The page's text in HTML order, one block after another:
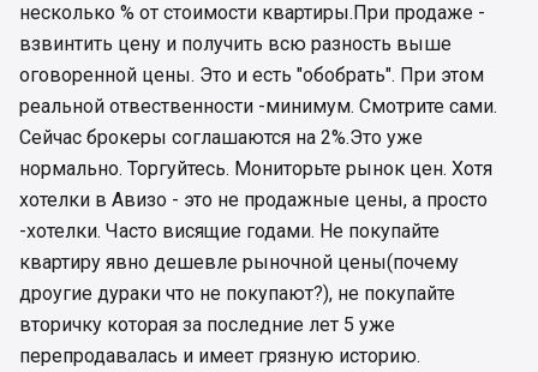
несколько % от стоимости квартиры.При продаже -
взвинтить цену и получить всю разность выше
оговоренной цены. Это и есть "обобрать". При этом
реальной отвественности -минимум. Смотрите сами.
Сейчас брокеры соглашаются на 2%.Это уже
нормально. Торгуйтесь. Мониторьте рынок цен. Хотя
хотелки в Авизо - это не продажные цены, а просто
-хотелки. Часто висящие годами. Не покупайте
квартиру явно дешевле рыночной цены(почему
дроугие дураки что не покупают?), не покупайте
вторичку которая за последние лет 5 уже
перепродавалась и имеет грязную историю.